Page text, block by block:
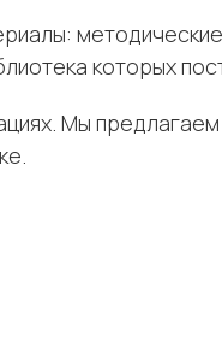
методические
которых
Мы